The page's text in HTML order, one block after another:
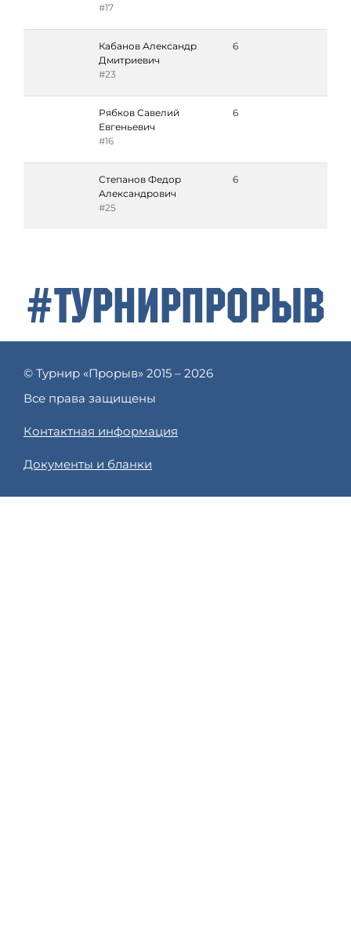
#17
Кабанов Александр
Дмитриевич
#23
6
Рябков Савелий
Евгеньевич
#16
6
Степанов Федор
Александрович
#25
6
#ТурнирПрорыв
© Турнир «Прорыв» 2015 – 2026
Все права защищены
Контактная информация
Документы и бланки